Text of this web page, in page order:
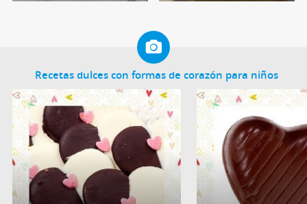
Recetas dulces con formas de corazón para niños